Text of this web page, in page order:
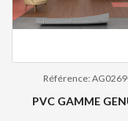
Référence:
PVC GAMME